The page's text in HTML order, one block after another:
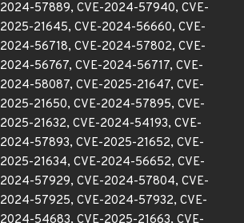
2024-57889, CVE-2024-57940, CVE-
2025-21645, CVE-2024-56660, CVE-
2024-56718, CVE-2024-57802, CVE-
2024-56767, CVE-2024-56717, CVE-
2024-58087, CVE-2025-21647, CVE-
2025-21650, CVE-2024-57895, CVE-
2025-21632, CVE-2024-54193, CVE-
2024-57893, CVE-2025-21652, CVE-
2025-21634, CVE-2024-56652, CVE-
2024-57929, CVE-2024-57804, CVE-
2024-57925, CVE-2024-57932, CVE-